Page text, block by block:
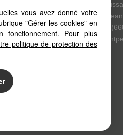
Llo
vous avez donné votre
"Gérer les cookies" en
Pour plus
politique de protection des